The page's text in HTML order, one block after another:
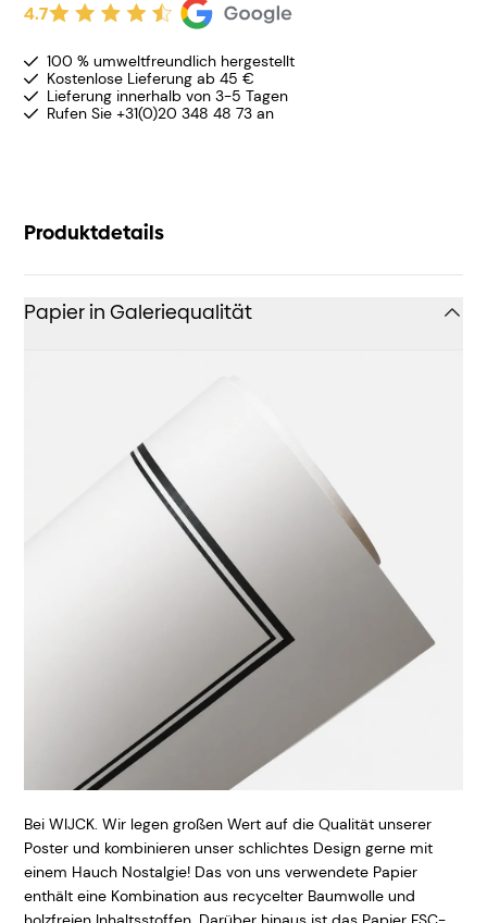
4.7
100 % umweltfreundlich hergestellt
Kostenlose Lieferung ab 45 €
Lieferung innerhalb von 3-5 Tagen
Rufen Sie +31(0)20 348 48 73 an
Produktdetails
Papier in Galeriequalität
Bei WIJCK. Wir legen großen Wert auf die Qualität unserer
Poster und kombinieren unser schlichtes Design gerne mit
einem Hauch Nostalgie! Das von uns verwendete Papier
enthält eine Kombination aus recycelter Baumwolle und